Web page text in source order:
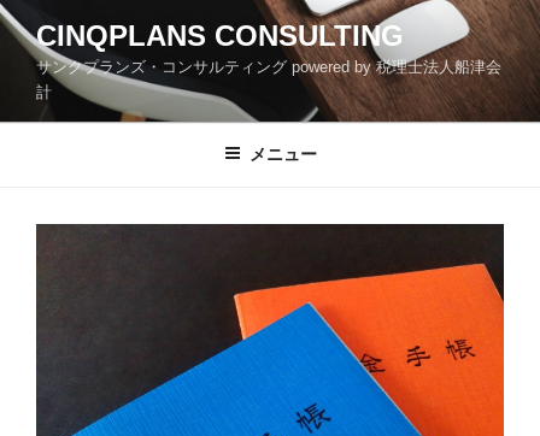
コ
ン
ツ
CINQPLANS CONSULTING
サンクプランズ・コンサルティング powered by 税理士法人船津会
計
メニュー